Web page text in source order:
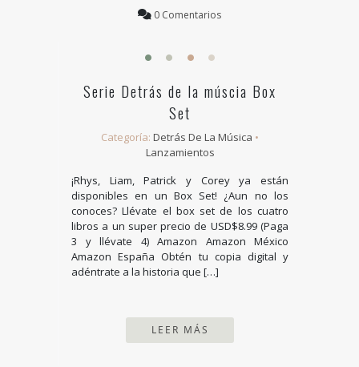
0 Comentarios
Serie Detrás de la múscia Box
Set
Categoría: Detrás De La Música •
Lanzamientos
¡Rhys, Liam, Patrick y Corey ya están
disponibles en un Box Set! ¿Aun no los
conoces? Llévate el box set de los cuatro
libros a un super precio de USD$8.99 (Paga
3 y llévate 4) Amazon Amazon México
Amazon España Obtén tu copia digital y
adéntrate a la historia que […]
LEER MÁS